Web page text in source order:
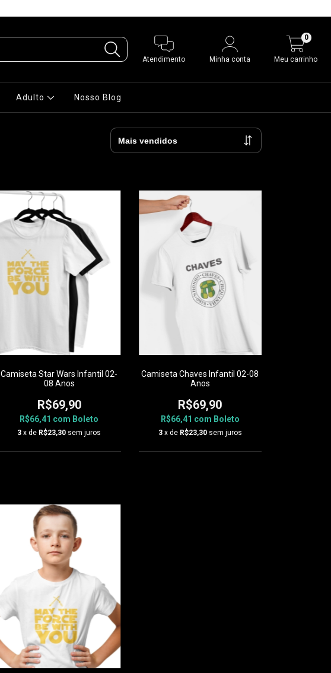
Atendimento Minha conta Meu carrinho
0
Adulto Nosso Blog
Camiseta Star Wars Infantil 02-
08 Anos
R$69,90
R$66,41 com Boleto
3 x de R$23,30 sem juros
Camiseta Chaves Infantil 02-08
Anos
R$69,90
R$66,41 com Boleto
3 x de R$23,30 sem juros